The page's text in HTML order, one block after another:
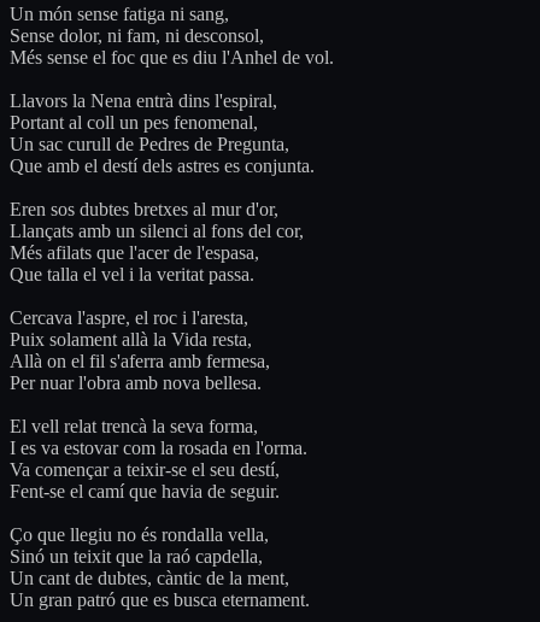
Un món sense fatiga ni sang,
Sense dolor, ni fam, ni desconsol,
Més sense el foc que es diu l'Anhel de vol.
Llavors la Nena entrà dins l'espiral,
Portant al coll un pes fenomenal,
Un sac curull de Pedres de Pregunta,
Que amb el destí dels astres es conjunta.
Eren sos dubtes bretxes al mur d'or,
Llançats amb un silenci al fons del cor,
Més afilats que l'acer de l'espasa,
Que talla el vel i la veritat passa.
Cercava l'aspre, el roc i l'aresta,
Puix solament allà la Vida resta,
Allà on el fil s'aferra amb fermesa,
Per nuar l'obra amb nova bellesa.
El vell relat trencà la seva forma,
I es va estovar com la rosada en l'orma.
Va començar a teixir-se el seu destí,
Fent-se el camí que havia de seguir.
Ço que llegiu no és rondalla vella,
Sinó un teixit que la raó capdella,
Un cant de dubtes, càntic de la ment,
Un gran patró que es busca eternament.